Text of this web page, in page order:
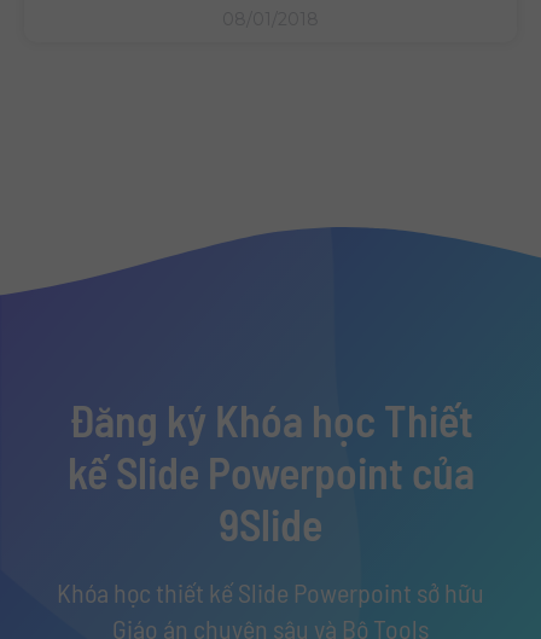
Đăng ký Khóa học Thiết
kế Slide Powerpoint của
9Slide
Khóa học thiết kế Slide Powerpoint sở hữu
Giáo án chuyên sâu và Bộ Tools